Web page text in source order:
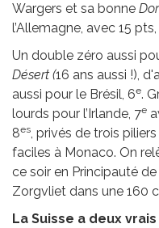
Wargers et sa bonne
l’Allemagne, avec 15
Un double zéro aussi
Désert (16 ans aussi !),
aussi pour le Brésil, 6e.
lourds pour l’Irlande, 7e
8es, privés de trois
faciles à Monaco. On
ce soir en Principauté
Zorgvliet dans une 160
La Suisse a deux